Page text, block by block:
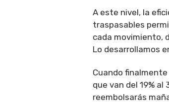
A este nivel, la
traspasables
cada movimiento,
Lo desarrollamos
Cuando
que van del 19%
reembolsarás